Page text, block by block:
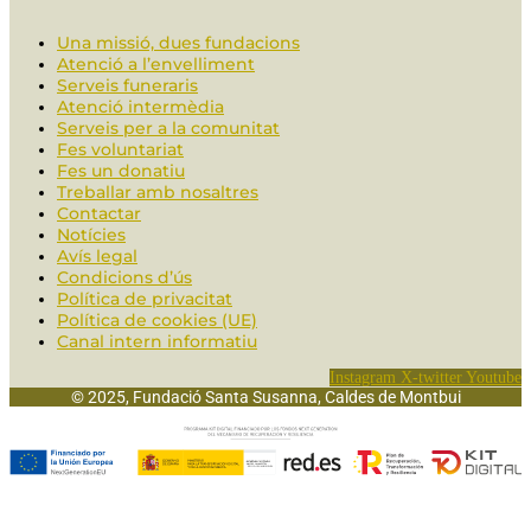
Una missió, dues fundacions
Atenció a l’envelliment
Serveis funeraris
Atenció intermèdia
Serveis per a la comunitat
Fes voluntariat
Fes un donatiu
Treballar amb nosaltres
Contactar
Notícies
Avís legal
Condicions d’ús
Política de privacitat
Política de cookies (UE)
Canal intern informatiu
Instagram X-twitter Youtube
© 2025, Fundació Santa Susanna, Caldes de Montbui